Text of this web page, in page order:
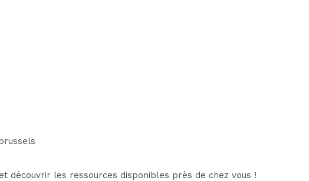
découvrir les ressources disponibles près de chez vous !